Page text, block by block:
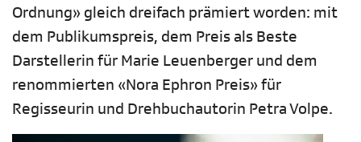
Ordnung» gleich dreifach prämiert worden: mit
dem Publikumspreis, dem Preis als Beste
Darstellerin für Marie Leuenberger und dem
renommierten «Nora Ephron Preis» für
Regisseurin und Drehbuchautorin Petra Volpe.